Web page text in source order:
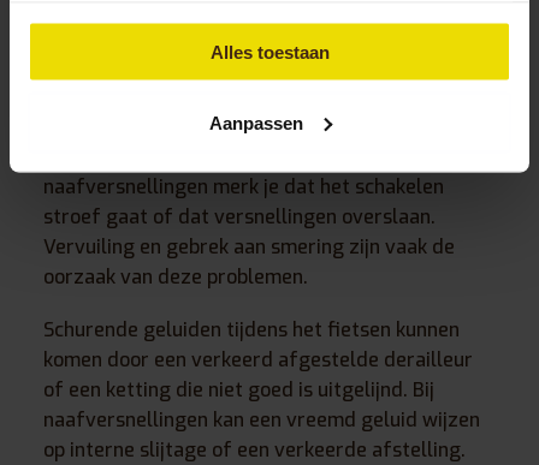
Alles toestaan
Aanpassen
vastlopen, wijzen meestal op een kabel die te
ketting schuren tegen de derailleur of moeilijk
naafversnellingen merk je dat het schakelen
stroef gaat of dat versnellingen overslaan.
Vervuiling en gebrek aan smering zijn vaak de
oorzaak van deze problemen.
Schurende geluiden tijdens het fietsen kunnen
komen door een verkeerd afgestelde derailleur
of een ketting die niet goed is uitgelijnd. Bij
naafversnellingen kan een vreemd geluid wijzen
op interne slijtage of een verkeerde afstelling.